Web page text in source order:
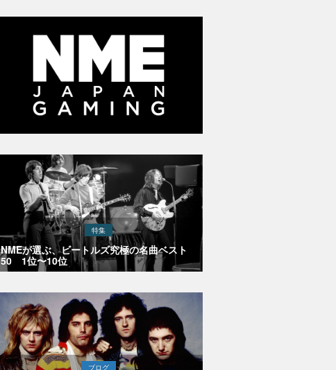
特集
NMEが選ぶ、ビートルズ究極の名曲ベスト
50 1位〜10位
ブログ